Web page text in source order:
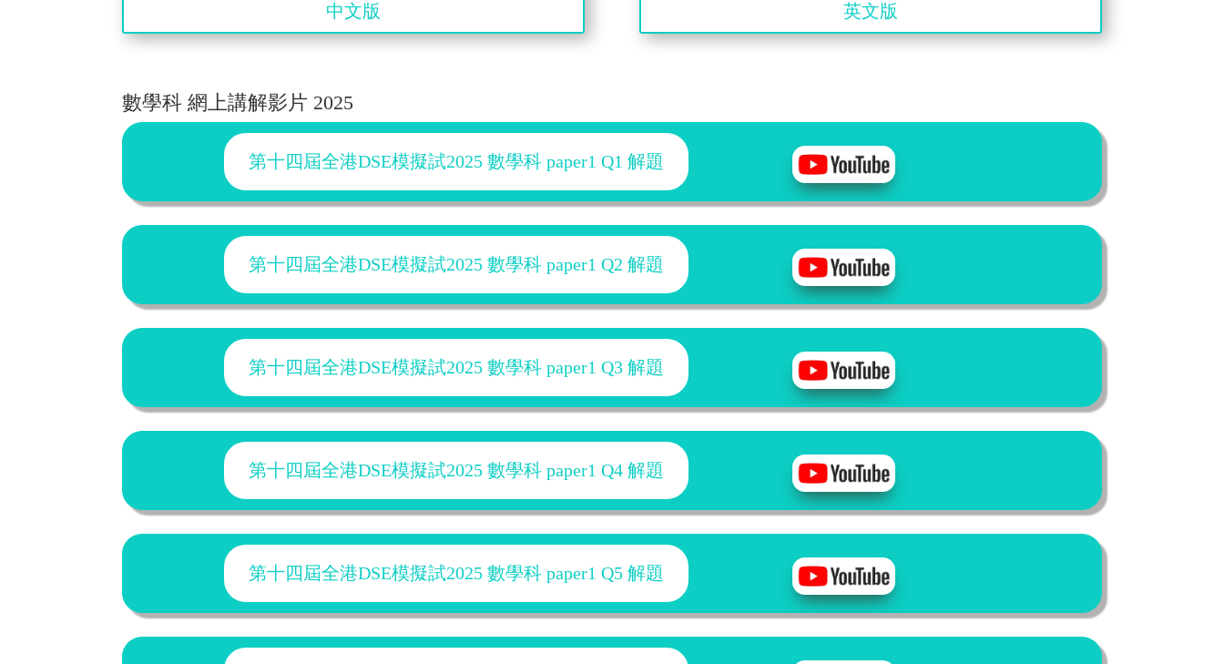
中文版
英文版
數學科 網上講解影片 2025
第十四屆全港DSE模擬試2025 數學科 paper1 Q1 解題
第十四屆全港DSE模擬試2025 數學科 paper1 Q2 解題
第十四屆全港DSE模擬試2025 數學科 paper1 Q3 解題
第十四屆全港DSE模擬試2025 數學科 paper1 Q4 解題
第十四屆全港DSE模擬試2025 數學科 paper1 Q5 解題